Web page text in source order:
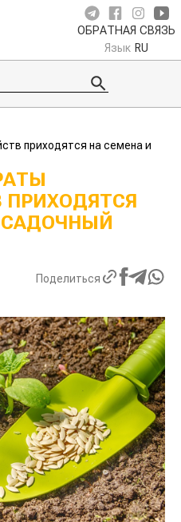
ОБРАТНАЯ СВЯЗЬ
Язык RU
приходятся на семена и
Поделиться